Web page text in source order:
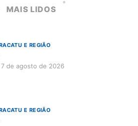
MAIS LIDOS
E REGIÃO
7 de agosto de 2026
E REGIÃO